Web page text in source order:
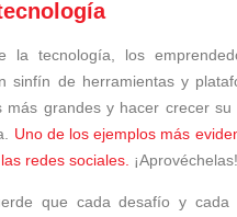
la tecnología, los
sinfín de herramientas y
más grandes y hacer crecer su
Uno de los ejemplos más
redes sociales. ¡Aprovéchelas!
que cada desafío y cada